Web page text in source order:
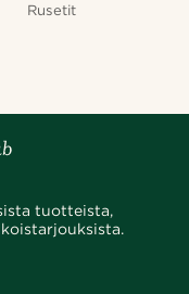
Rusetit
tuotteista,